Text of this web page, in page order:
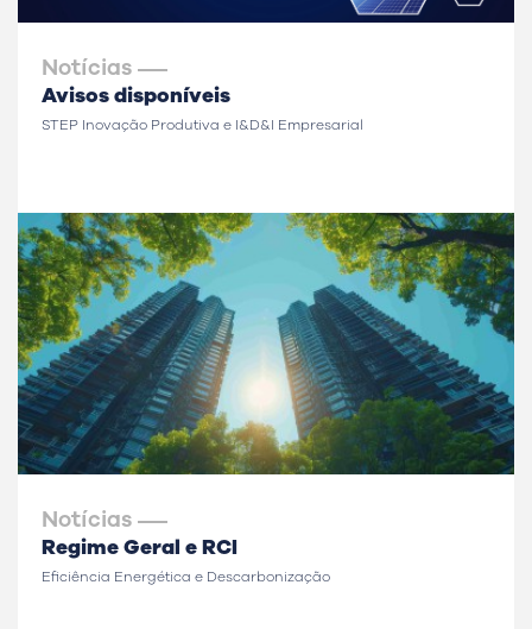
Notícias
Avisos disponíveis
STEP Inovação Produtiva e I&D&I Empresarial
Notícias
Regime Geral e RCI
Eficiência Energética e Descarbonização